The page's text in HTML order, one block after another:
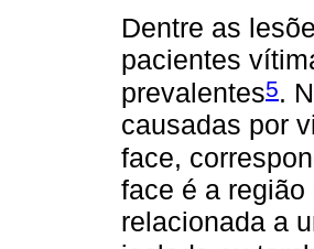
Dentre as
pacientes
prevalentes5.
causadas por
face,
face é a
relacionada a